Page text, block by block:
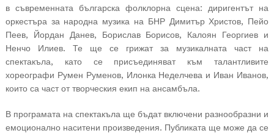
в съвременната българска фолклорна сцена: диригентът на
оркестъра за народна музика на БНР Димитър Христов, Пейо
Пеев, Йордан Данев, Борислав Борисов, Калоян Георгиев и
Ненчо Илиев. Те ще се грижат за музикалната част на
спектакъла, като се присъединяват към талантливите
хореографи Румен Руменов, Илонка Неделчева и Иван Иванов,
които са част от творческия екип на ансамбъла.
В програмата на спектакъла ще бъдат включени разнообразни и
емоционално наситени произведения. Публиката ще може да се